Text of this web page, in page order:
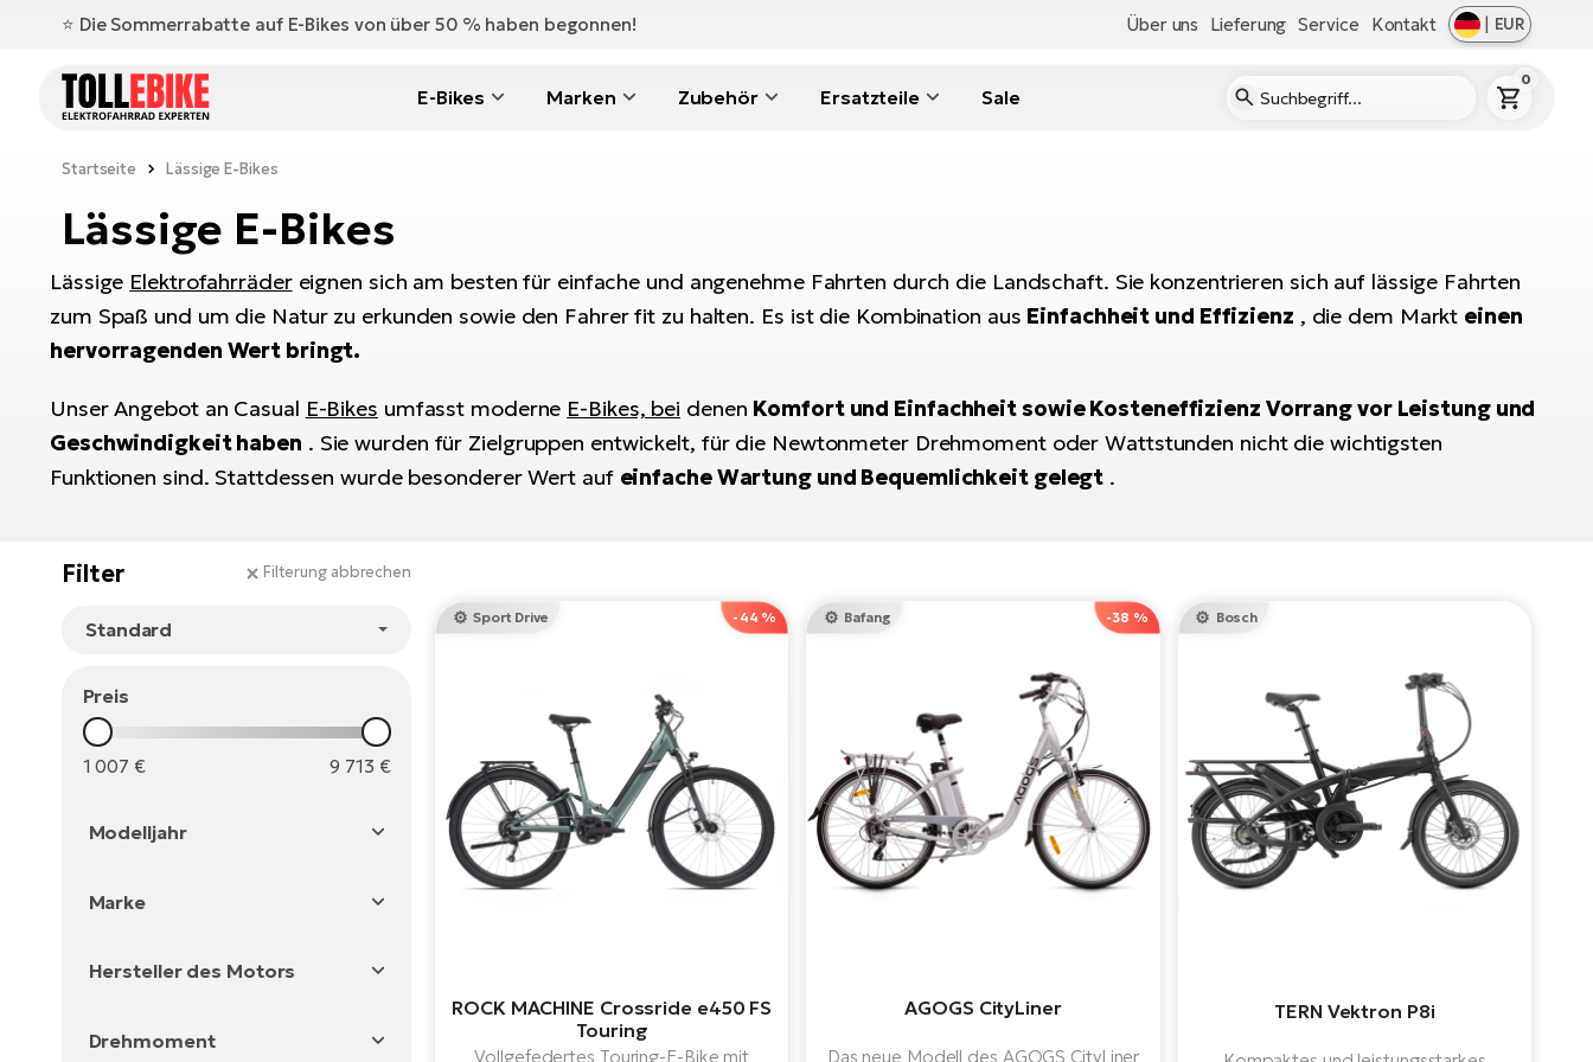
⭐️ Die Sommerrabatte auf E-Bikes von über 50 % haben begonnen! Über uns Lieferung Service Kontakt | EUR
E-Bikes Marken Zubehör Ersatzteile Sale
0
Startseite Lässige E-Bikes
Lässige E-Bikes
Lässige Elektrofahrrädereignen sich am besten für einfache und angenehme Fahrten durch die Landschaft. Sie konzentrieren sich auf lässige Fahrten
zum Spaß und um die Natur zu erkunden sowie den Fahrer fit zu halten. Es ist die Kombination aus Einfachheit und Effizienz , die dem Markt einen
hervorragenden Wert bringt.
Unser Angebot an Casual E-Bikes umfasst moderne E-Bikes, bei denen Komfort und Einfachheit sowie Kosteneffizienz Vorrang vor Leistung und
Geschwindigkeit haben . Sie wurden für Zielgruppen entwickelt, für die Newtonmeter Drehmoment oder Wattstunden nicht die wichtigsten
Funktionen sind. Stattdessen wurde besonderer Wert auf einfache Wartung und Bequemlichkeit gelegt .
Filter Filterung abbrechen
Preis
1 007 € 9 713 €
Modelljahr
2025
2023
Marke
Crussis
Apache
Hersteller des Motors
Bafang
Drehmoment
-44 %
Sport Drive
ROCK MACHINE Crossride e450 FS
Touring
Vollgefedertes Touring-E-Bike mit
-38 %
Bafang
AGOGS CityLiner
Das neue Modell des AGOGS CityLiner
Bosch
TERN Vektron P8i